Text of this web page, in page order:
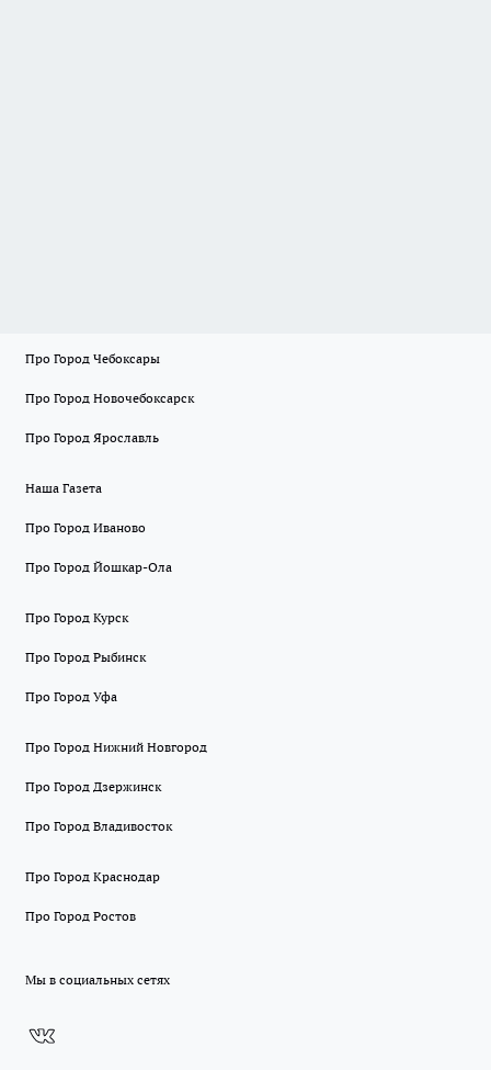
Про Город Чебоксары
Про Город Новочебоксарск
Про Город Ярославль
Наша Газета
Про Город Иваново
Про Город Йошкар-Ола
Про Город Курск
Про Город Рыбинск
Про Город Уфа
Про Город Нижний Новгород
Про Город Дзержинск
Про Город Владивосток
Про Город Краснодар
Про Город Ростов
Мы в социальных сетях